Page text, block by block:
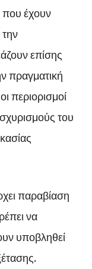
έχουν
επίσης
πραγματική
περιορισμοί
του
παραβίαση
να
υποβληθεί